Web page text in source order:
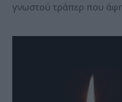
γνωστού τράπερ που